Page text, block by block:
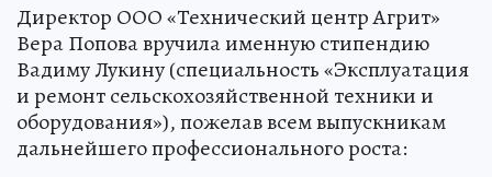
Директор ООО «Технический центр Агрит»
Вера Попова вручила именную стипендию
Вадиму Лукину (специальность «Эксплуатация
и ремонт сельскохозяйственной техники и
оборудования»), пожелав всем выпускникам
дальнейшего профессионального роста: